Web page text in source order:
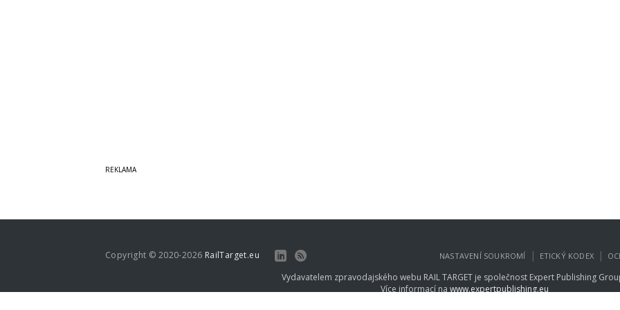
NASTAVENÍ SOUKROMÍ | ETICKÝ KODEX |
Copyright © 2020-2026 RailTarget.eu
Vydavatelem zpravodajského webu RAIL TARGET je společnost Expert Publishing
Více informací nawww.expertpublishing.eu